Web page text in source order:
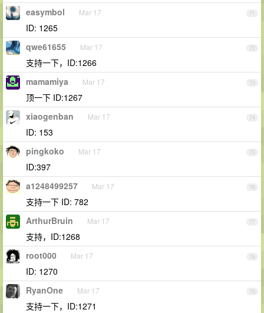
71
easymbol Mar 17
ID: 1265
72
qwe61655 Mar 17
支持一下，ID:1266
73
mamamiya Mar 17
顶一下 ID:1267
74
xiaogenban Mar 17
ID: 153
75
pingkoko Mar 17
ID:397
76
a1248499257 Mar 17
支持一下 ID: 782
77
ArthurBruin Mar 17
支持，ID:1268
78
root000 Mar 17
ID: 1270
79
RyanOne Mar 17
支持一下，ID:1271